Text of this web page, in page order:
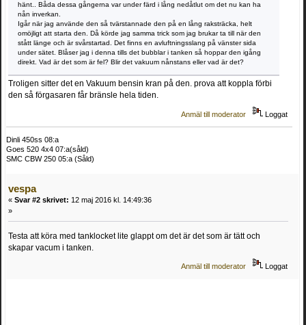
hänt.. Båda dessa gångerna var under färd i lång nedåtlut om det nu kan ha
nån inverkan.
Igår när jag använde den så tvärstannade den på en lång raksträcka, helt
omöjligt att starta den. Då körde jag samma trick som jag brukar ta till när den
stått länge och är svårstartad. Det finns en avluftningsslang på vänster sida
under sätet. Blåser jag i denna tills det bubblar i tanken så hoppar den igång
direkt. Vad är det som är fel? Blir det vakuum nånstans eller vad är det?
Troligen sitter det en Vakuum bensin kran på den. prova att koppla förbi
den så förgasaren får bränsle hela tiden.
Anmäl till moderator Loggat
Dinli 450ss 08:a
Goes 520 4x4 07:a(såld)
SMC CBW 250 05:a (Såld)
vespa
« Svar #2 skrivet: 12 maj 2016 kl. 14:49:36
»
Testa att köra med tanklocket lite glappt om det är det som är tätt och
skapar vacum i tanken.
Anmäl till moderator Loggat